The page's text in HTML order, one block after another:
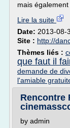
mais également
Lire la suite
Date: 2013-08-
Site : http://
Thèmes liés :
que faut il
demande de
l'amiable
Rencontre
by admin